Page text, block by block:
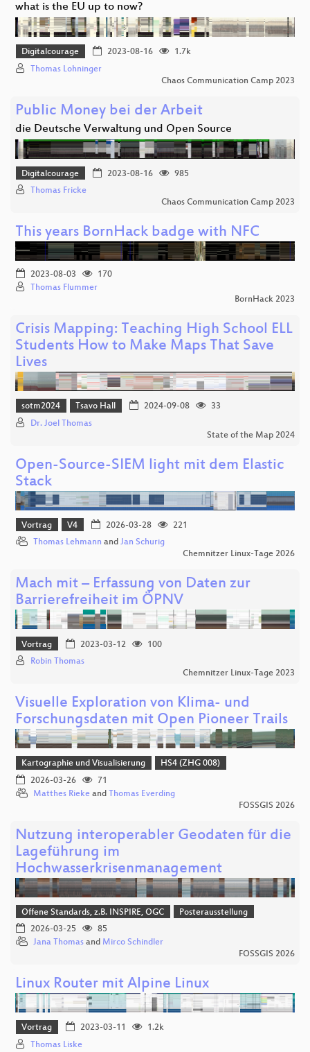
what is the EU up to now?
Digitalcourage 2023-08-16
1.7k
Thomas Lohninger
Chaos Communication Camp 2023
Public Money bei der Arbeit
die Deutsche Verwaltung und Open Source
Digitalcourage 2023-08-16
985
Thomas Fricke
Chaos Communication Camp 2023
This years BornHack badge with NFC
2023-08-03
170
Thomas Flummer
BornHack 2023
Crisis Mapping: Teaching High School ELL
Students How to Make Maps That Save
Lives
sotm2024 Tsavo Hall 2024-09-08
33
Dr. Joel Thomas
State of the Map 2024
Open-Source-SIEM light mit dem Elastic
Stack
Vortrag V4 2026-03-28
221
Thomas Lehmann and Jan Schurig
Chemnitzer Linux-Tage 2026
Mach mit – Erfassung von Daten zur
Barrierefreiheit im ÖPNV
Vortrag 2023-03-12
100
Robin Thomas
Chemnitzer Linux-Tage 2023
Visuelle Exploration von Klima- und
Forschungsdaten mit Open Pioneer Trails
Kartographie und Visualisierung
HS4 (ZHG 008)
2026-03-26
71
Matthes Rieke and Thomas Everding
FOSSGIS 2026
Nutzung interoperabler Geodaten für die
Lageführung im
Hochwasserkrisenmanagement
Offene Standards, z.B. INSPIRE, OGC
Posterausstellung
2026-03-25
85
Jana Thomas and Mirco Schindler
FOSSGIS 2026
Linux Router mit Alpine Linux
Vortrag 2023-03-11
1.2k
Thomas Liske